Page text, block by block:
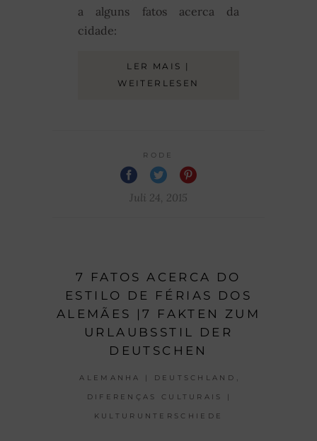
a alguns fatos acerca da
cidade:
LER MAIS |
WEITERLESEN
RODE
Juli 24, 2015
7 FATOS ACERCA DO
ESTILO DE FÉRIAS DOS
ALEMÃES |7 FAKTEN ZUM
URLAUBSSTIL DER
DEUTSCHEN
ALEMANHA | DEUTSCHLAND
DIFERENÇAS CULTURAIS |
KULTURUNTERSCHIEDE